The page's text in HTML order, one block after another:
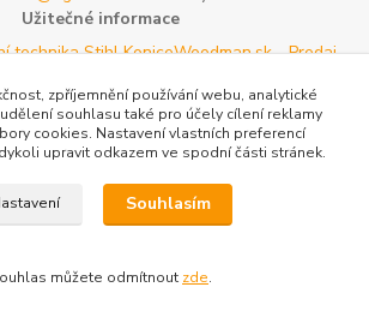
Užitečné informace
technika Stihl KoniceWoodman.sk - Predaj
a vrácení zbožíRady a tipyTabulky rozměrů
a obuviMapa stránek
zpříjemnění používání webu, analytické
souhlasu také pro účely cílení reklamy
cookies. Nastavení vlastních preferencí
upravit odkazem ve spodní části stránek.
Souhlasím
můžete odmítnout zde.